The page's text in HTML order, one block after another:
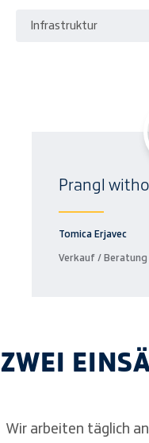
Infrastruktur
Prangl
Tomica Erjavec
Verkauf / Beratung
ZWEI
Wir arbeiten täglich